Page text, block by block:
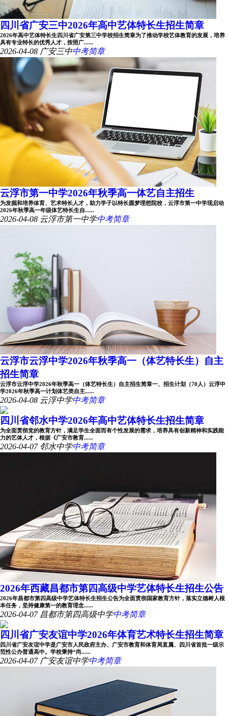
四川省广安三中2026年高中艺体特长生招生简章
2026年高中艺体特长生四川省广安第三中学校招生简章为了推动学校艺体教育的发展，培养
具有专业特长的优秀人才，按照广......
2026-04-08 广安三中中考简章
云浮市第一中学2026年秋季高一体艺自主招生
为发掘和培养体育、艺术特长人才，助力学子以特长圆梦理想院校，云浮市第一中学现启动
2026年秋季高一年级体艺特长生自......
2026-04-08 云浮市第一中学中考简章
云浮市云浮中学2026年秋季高一（体艺特长生）自主
招生简章
云浮市云浮中学2026年秋季高一（体艺特长生）自主招生简章一、招生计划（70人）云浮中
学2026年秋季高一计划体艺类自主......
2026-04-08 云浮中学中考简章
四川省邻水中学2026年高中艺体特长生招生简章
为全面贯彻党的教育方针，满足学生全面而有个性发展的需求，培养具有创新精神和实践能
力的艺体人才，根据《广安市教育......
2026-04-07 邻水中学中考简章
2026年西藏昌都市第四高级中学艺体特长生招生公告
2026年昌都市第四高级中学艺体特长生招生公告为全面贯彻国家教育方针，落实立德树人根
本任务，坚持健康第一的教育理念......
2026-04-07 昌都市第四高级中学中考简章
四川省广安友谊中学2026年体育艺术特长生招生简章
四川省广安友谊中学是广安市人民政府主办、广安市教育和体育局直属、四川省首批一级示
范性公办普通高中。学校秉持“尚......
2026-04-07 广安友谊中学中考简章